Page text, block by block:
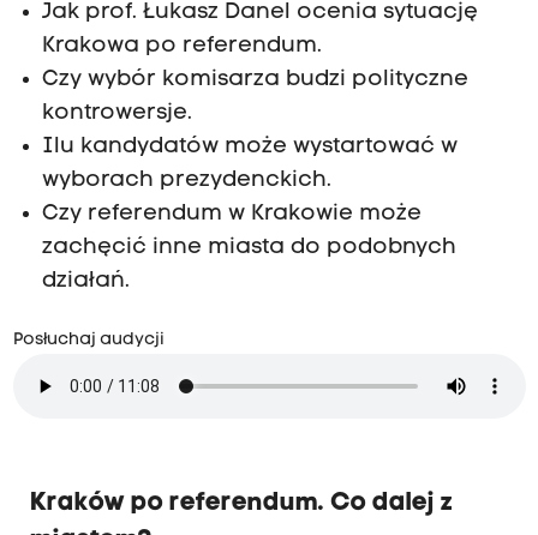
Jak prof. Łukasz Danel ocenia sytuację
Krakowa po referendum.
Czy wybór komisarza budzi polityczne
kontrowersje.
Ilu kandydatów może wystartować w
wyborach prezydenckich.
Czy referendum w Krakowie może
zachęcić inne miasta do podobnych
działań.
Posłuchaj audycji
Kraków po referendum. Co dalej z